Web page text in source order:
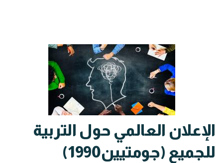
الإعلان العالمي حول التربية
للجميع (جومتيين1990)